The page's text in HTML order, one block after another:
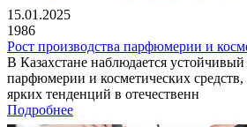
15.01.2025
1986
Рост производства парфюмерии и
В Казахстане наблюдается устойчивый
парфюмерии и косметических средств,
ярких тенденций в отечественн
Подробнее